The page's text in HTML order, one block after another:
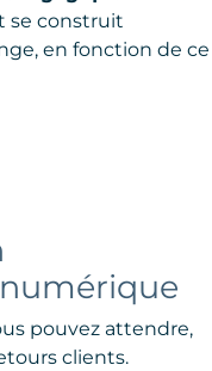
se construit
en fonction de ce
pouvez attendre,
clients.